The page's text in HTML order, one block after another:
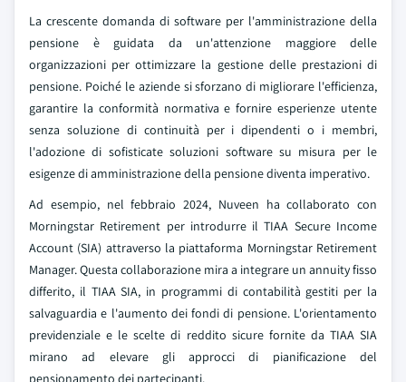
La crescente domanda di software per l'amministrazione della
pensione è guidata da un'attenzione maggiore delle
organizzazioni per ottimizzare la gestione delle prestazioni di
pensione. Poiché le aziende si sforzano di migliorare l'efficienza,
garantire la conformità normativa e fornire esperienze utente
senza soluzione di continuità per i dipendenti o i membri,
l'adozione di sofisticate soluzioni software su misura per le
esigenze di amministrazione della pensione diventa imperativo.
Ad esempio, nel febbraio 2024, Nuveen ha collaborato con
Morningstar Retirement per introdurre il TIAA Secure Income
Account (SIA) attraverso la piattaforma Morningstar Retirement
Manager. Questa collaborazione mira a integrare un annuity fisso
differito, il TIAA SIA, in programmi di contabilità gestiti per la
salvaguardia e l'aumento dei fondi di pensione. L'orientamento
previdenziale e le scelte di reddito sicure fornite da TIAA SIA
mirano ad elevare gli approcci di pianificazione del
pensionamento dei partecipanti.